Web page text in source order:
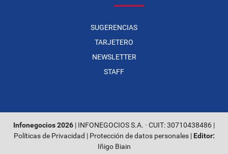
SUGERENCIAS
TARJETERO
NEWSLETTER
STAFF
Infonegocios 2026 | INFONEGOCIOS S.A. · CUIT: 30710438486 |
Políticas de Privacidad | Protección de datos personales| Editor:
Iñigo Biain